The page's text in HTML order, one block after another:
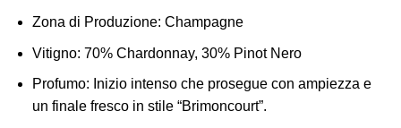
Zona di Produzione: Champagne
Vitigno: 70% Chardonnay, 30% Pinot Nero
Profumo: Inizio intenso che prosegue con ampiezza e
un finale fresco in stile “Brimoncourt”.